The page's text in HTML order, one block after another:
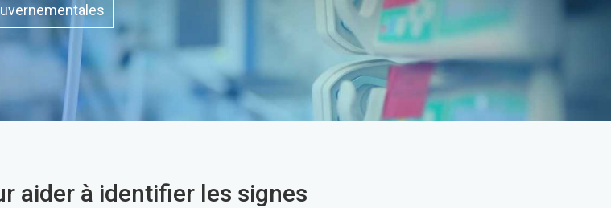
aider à identifier les signes